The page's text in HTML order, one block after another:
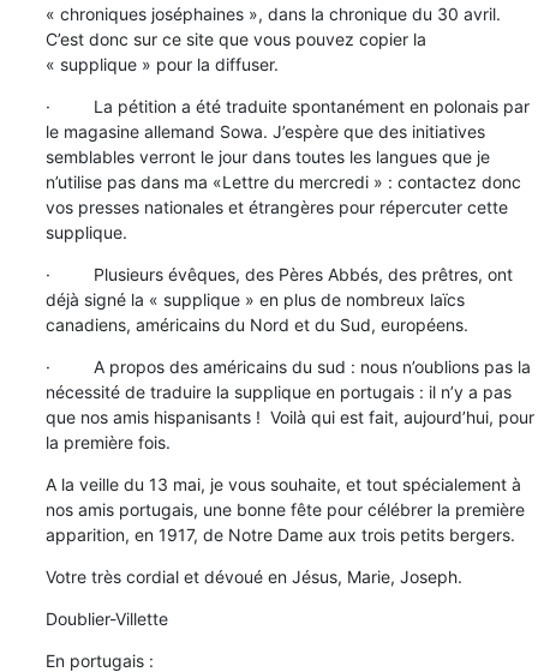
« chroniques joséphaines », dans la chronique du 30 avril.
C’est donc sur ce site que vous pouvez copier la
« supplique » pour la diffuser.
·         La pétition a été traduite spontanément en polonais par
le magasine allemand Sowa. J’espère que des initiatives
semblables verront le jour dans toutes les langues que je
n’utilise pas dans ma «Lettre du mercredi » : contactez donc
vos presses nationales et étrangères pour répercuter cette
supplique.
·         Plusieurs évêques, des Pères Abbés, des prêtres, ont
déjà signé la « supplique » en plus de nombreux laïcs
canadiens, américains du Nord et du Sud, européens.
·         A propos des américains du sud : nous n’oublions pas la
nécessité de traduire la supplique en portugais : il n’y a pas
que nos amis hispanisants !  Voilà qui est fait, aujourd’hui, pour
la première fois.
A la veille du 13 mai, je vous souhaite, et tout spécialement à
nos amis portugais, une bonne fête pour célébrer la première
apparition, en 1917, de Notre Dame aux trois petits bergers.
Votre très cordial et dévoué en Jésus, Marie, Joseph.
Doublier-Villette
En portugais :